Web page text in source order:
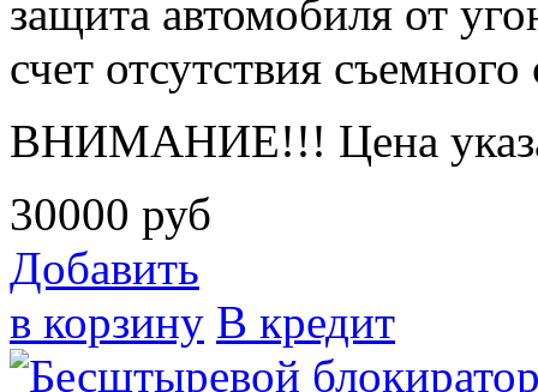
защита автомобиля от
счет отсутствия съемного
ВНИМАНИЕ!!! Цена
30000 руб
Добавить
в корзину В кредит